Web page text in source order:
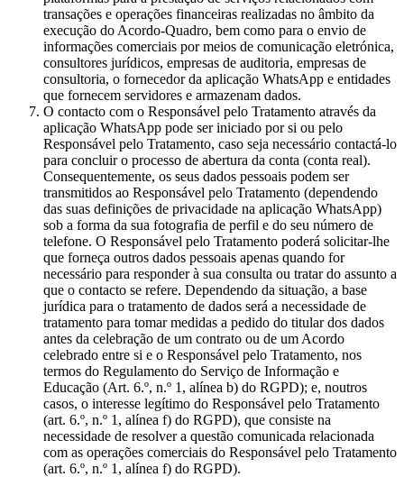
transações e operações financeiras realizadas no âmbito da
execução do Acordo-Quadro, bem como para o envio de
informações comerciais por meios de comunicação eletrónica,
consultores jurídicos, empresas de auditoria, empresas de
consultoria, o fornecedor da aplicação WhatsApp e entidades
que fornecem servidores e armazenam dados.
O contacto com o Responsável pelo Tratamento através da
aplicação WhatsApp pode ser iniciado por si ou pelo
Responsável pelo Tratamento, caso seja necessário contactá-lo
para concluir o processo de abertura da conta (conta real).
Consequentemente, os seus dados pessoais podem ser
transmitidos ao Responsável pelo Tratamento (dependendo
das suas definições de privacidade na aplicação WhatsApp)
sob a forma da sua fotografia de perfil e do seu número de
telefone. O Responsável pelo Tratamento poderá solicitar-lhe
que forneça outros dados pessoais apenas quando for
necessário para responder à sua consulta ou tratar do assunto a
que o contacto se refere. Dependendo da situação, a base
jurídica para o tratamento de dados será a necessidade de
tratamento para tomar medidas a pedido do titular dos dados
antes da celebração de um contrato ou de um Acordo
celebrado entre si e o Responsável pelo Tratamento, nos
termos do Regulamento do Serviço de Informação e
Educação (Art. 6.º, n.º 1, alínea b) do RGPD); e, noutros
casos, o interesse legítimo do Responsável pelo Tratamento
(art. 6.º, n.º 1, alínea f) do RGPD), que consiste na
necessidade de resolver a questão comunicada relacionada
com as operações comerciais do Responsável pelo Tratamento
(art. 6.º, n.º 1, alínea f) do RGPD).